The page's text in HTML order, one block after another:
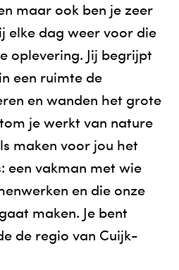
maar ook ben je zeer
elke dag weer voor die
oplevering. Jij begrijpt
een ruimte de
en wanden het grote
je werkt van nature
maken voor jou het
een vakman met wie
en die onze
maken. Je bent
de regio van Cuijk-